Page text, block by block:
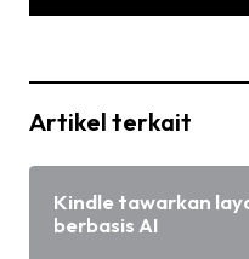
Artikel terkait
Kindle tawarkan
berbasis AI